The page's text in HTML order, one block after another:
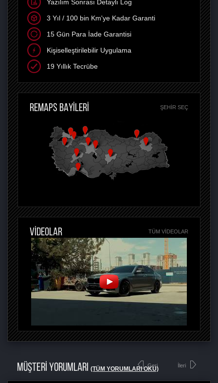
Yazılım Sonrası Detaylı Log
3 Yıl / 100 bin Km'ye Kadar Garanti
15 Gün Para İade Garantisi
Kişiselleştirilebilir Uygulama
19 Yıllık Tecrübe
REMAPS BAYİLERİ ŞEHIR SEÇ
VİDEOLAR TÜM VIDEOLAR
MÜŞTERİ YORUMLARI (TÜM YORUMLARI OKU)
Geri İleri